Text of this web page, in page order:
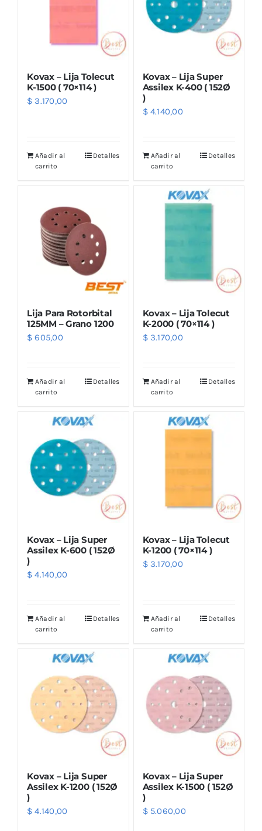
Kovax – Lija Tolecut
K-1500 ( 70×114 )
$ 3.170,00
Añadir al
carrito
Detalles
Kovax – Lija Super
Assilex K-400 ( 152Ø
)
$4.140,00
Añadir al
carrito
Detalles
Lija Para Rotorbital
125MM – Grano 1200
$ 605,00
Añadir al
carrito
Detalles
Kovax – Lija Tolecut
K-2000 ( 70×114 )
$3.170,00
Añadir al
carrito
Detalles
Kovax – Lija Super
Assilex K-600 ( 152Ø
)
$ 4.140,00
Añadir al
carrito
Detalles
Kovax – Lija Tolecut
K-1200 ( 70×114 )
$3.170,00
Añadir al
carrito
Detalles
Kovax – Lija Super
Assilex K-1200 ( 152Ø
)
$ 4.140,00
Kovax – Lija Super
Assilex K-1500 ( 152Ø
)
$5.060,00